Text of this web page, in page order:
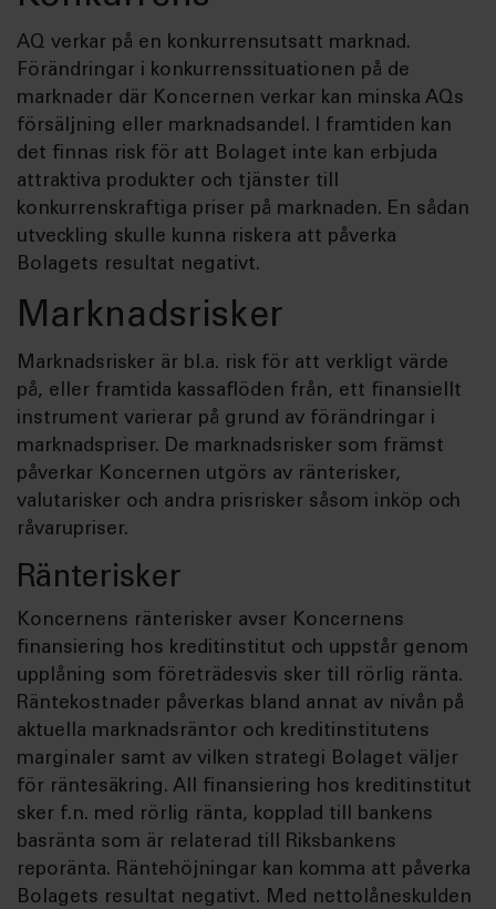
AQ verkar på en konkurrensutsatt marknad.
Förändringar i konkurrenssituationen på de
marknader där Koncernen verkar kan minska AQs
försäljning eller marknadsandel. I framtiden kan
det finnas risk för att Bolaget inte kan erbjuda
attraktiva produkter och tjänster till
konkurrenskraftiga priser på marknaden. En sådan
utveckling skulle kunna riskera att påverka
Bolagets resultat negativt.
Marknadsrisker
Marknadsrisker är bl.a. risk för att verkligt värde
på, eller framtida kassaflöden från, ett finansiellt
instrument varierar på grund av förändringar i
marknadspriser. De marknadsrisker som främst
påverkar Koncernen utgörs av ränterisker,
valutarisker och andra prisrisker såsom inköp och
råvarupriser.
Ränterisker
Koncernens ränterisker avser Koncernens
finansiering hos kreditinstitut och uppstår genom
upplåning som företrädesvis sker till rörlig ränta.
Räntekostnader påverkas bland annat av nivån på
aktuella marknadsräntor och kreditinstitutens
marginaler samt av vilken strategi Bolaget väljer
för räntesäkring. All finansiering hos kreditinstitut
sker f.n. med rörlig ränta, kopplad till bankens
basränta som är relaterad till Riksbankens
reporänta. Räntehöjningar kan komma att påverka
Bolagets resultat negativt. Med nettolåneskulden